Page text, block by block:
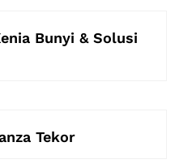
Bunyi & Solusi
Tekor